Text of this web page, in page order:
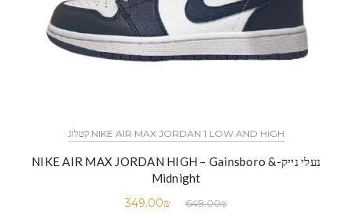
NIKE AIR MAX JORDAN 1 LOW AND HIGH קטלוג
נעלי נייק-NIKE AIR MAX JORDAN HIGH – Gainsboro &
Midnight
649.00₪
349.00₪